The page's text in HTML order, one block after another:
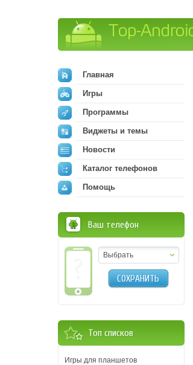
Главная
Игры
Программы
Виджеты и темы
Новости
Каталог телефонов
Помощь
Ваш телефон
Выбрать
СОХРАНИТЬ
Топ списков
Игры для планшетов